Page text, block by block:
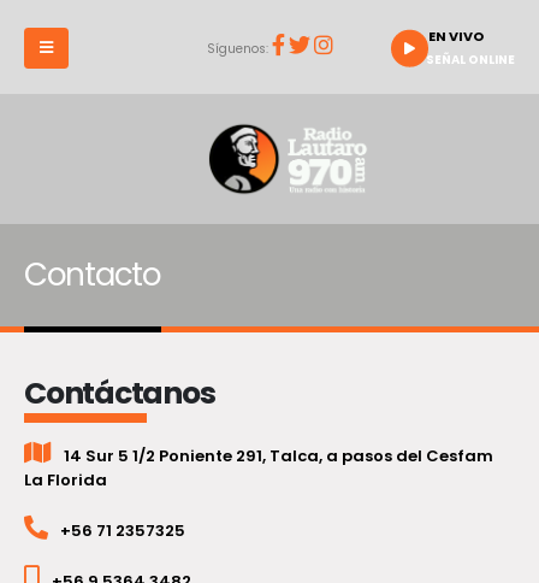
Síguenos:
EN VIVO
SEÑAL ONLINE
Contacto
Contáctanos
14 Sur 5 1/2 Poniente 291, Talca, a pasos del Cesfam
La Florida
+56 71 2357325